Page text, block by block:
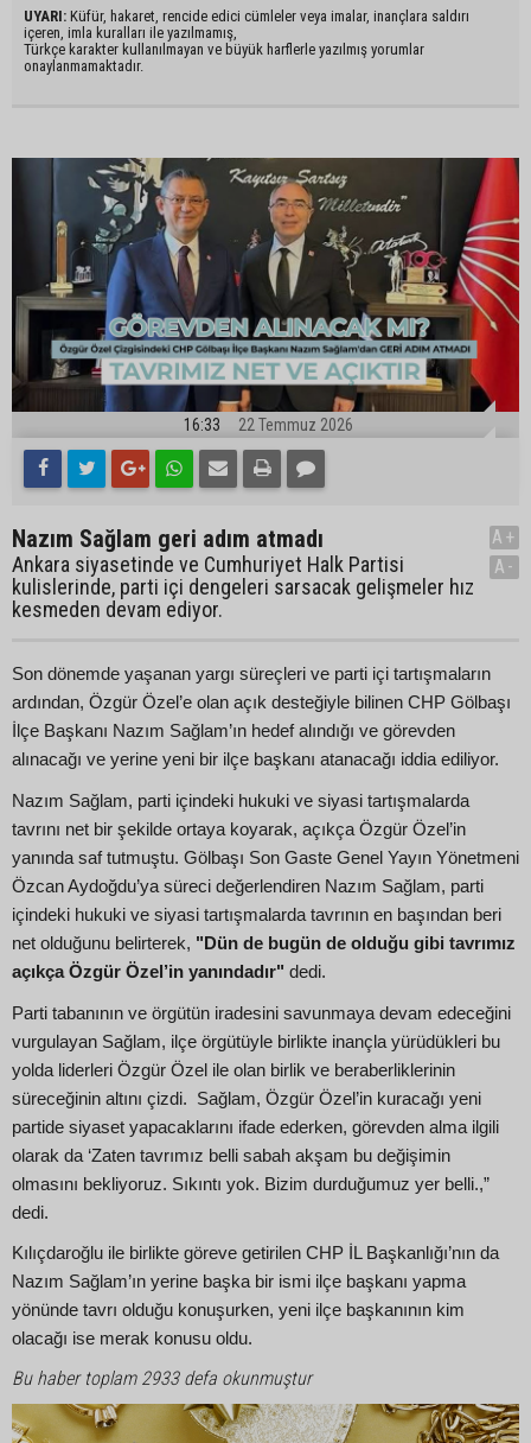
UYARI: Küfür, hakaret, rencide edici cümleler veya imalar, inançlara saldırı
içeren, imla kuralları ile yazılmamış,
Türkçe karakter kullanılmayan ve büyük harflerle yazılmış yorumlar
onaylanmamaktadır.
16:33 22 Temmuz 2026
Nazım Sağlam geri adım atmadı
Ankara siyasetinde ve Cumhuriyet Halk Partisi
kulislerinde, parti içi dengeleri sarsacak gelişmeler hız
kesmeden devam ediyor.
A+
A-
Son dönemde yaşanan yargı süreçleri ve parti içi tartışmaların
ardından, Özgür Özel’e olan açık desteğiyle bilinen CHP Gölbaşı
İlçe Başkanı Nazım Sağlam’ın hedef alındığı ve görevden
alınacağı ve yerine yeni bir ilçe başkanı atanacağı iddia ediliyor.
Nazım Sağlam, parti içindeki hukuki ve siyasi tartışmalarda
tavrını net bir şekilde ortaya koyarak, açıkça Özgür Özel’in
yanında saf tutmuştu. Gölbaşı Son Gaste Genel Yayın Yönetmeni
Özcan Aydoğdu’ya süreci değerlendiren Nazım Sağlam, parti
içindeki hukuki ve siyasi tartışmalarda tavrının en başından beri
net olduğunu belirterek, "Dün de bugün de olduğu gibi tavrımız
açıkça Özgür Özel’in yanındadır" dedi.
Parti tabanının ve örgütün iradesini savunmaya devam edeceğini
vurgulayan Sağlam, ilçe örgütüyle birlikte inançla yürüdükleri bu
yolda liderleri Özgür Özel ile olan birlik ve beraberliklerinin
süreceğinin altını çizdi. Sağlam, Özgür Özel’in kuracağı yeni
partide siyaset yapacaklarını ifade ederken, görevden alma ilgili
olarak da ‘Zaten tavrımız belli sabah akşam bu değişimin
olmasını bekliyoruz. Sıkıntı yok. Bizim durduğumuz yer belli.,”
dedi.
Kılıçdaroğlu ile birlikte göreve getirilen CHP İL Başkanlığı’nın da
Nazım Sağlam’ın yerine başka bir ismi ilçe başkanı yapma
yönünde tavrı olduğu konuşurken, yeni ilçe başkanının kim
olacağı ise merak konusu oldu.
Bu haber toplam 2933 defa okunmuştur